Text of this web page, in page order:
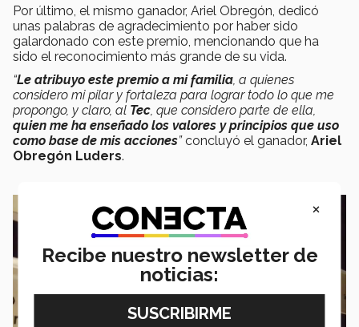
Por último, el mismo ganador, Ariel Obregón, dedicó
unas palabras de agradecimiento por haber sido
galardonado con este premio, mencionando que ha
sido el reconocimiento más grande de su vida.
“Le atribuyo este premio a mi familia, a quienes
considero mi pilar y fortaleza para lograr todo lo que me
propongo, y claro, al Tec, que considero parte de ella,
quien me ha enseñado los valores y principios que uso
como base de mis acciones”concluyó el ganador, Ariel
Obregón Luders.
×
Recibe nuestro newsletter de
noticias: